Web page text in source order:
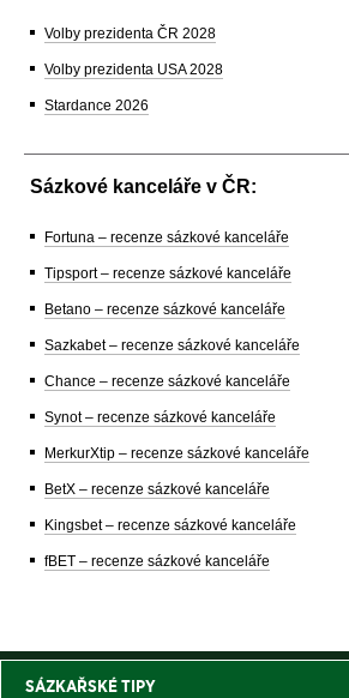
Volby prezidenta ČR 2028
Volby prezidenta USA 2028
Stardance 2026
Sázkové kanceláře v ČR:
Fortuna – recenze sázkové kanceláře
Tipsport – recenze sázkové kanceláře
Betano – recenze sázkové kanceláře
Sazkabet – recenze sázkové kanceláře
Chance – recenze sázkové kanceláře
Synot – recenze sázkové kanceláře
MerkurXtip – recenze sázkové kanceláře
BetX – recenze sázkové kanceláře
Kingsbet – recenze sázkové kanceláře
fBET – recenze sázkové kanceláře
SÁZKAŘSKÉ TIPY